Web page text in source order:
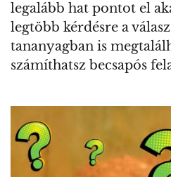
legalább hat pontot el
legtöbb kérdésre a
tananyagban is
számíthatsz becsapós